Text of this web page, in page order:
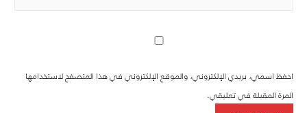
احفظ اسمي، بريدي الإلكتروني، والموقع الإلكتروني في هذا المتصفح لاستخدامها
المرة المقبلة في تعليقي.